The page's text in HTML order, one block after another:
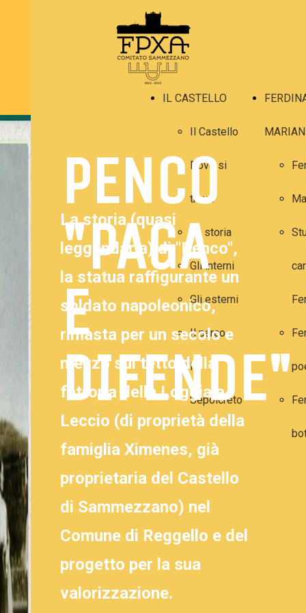
IL CASTELLO
Il Castello
Dove si
trova
La storia
Gli interni
Gli esterni
Il parco
Il
Sepolcreto
PENCO
"PAGA
E
DIFENDE"
La storia (quasi
leggendaria) di "Penco",
la statua raffigurante un
soldato napoleonico,
rimasta per un secolo e
mezzo sul tetto della
fattoria della Loggia a
Leccio (di proprietà della
famiglia Ximenes, già
proprietaria del Castello
di Sammezzano) nel
Comune di Reggello e del
progetto per la sua
valorizzazione.